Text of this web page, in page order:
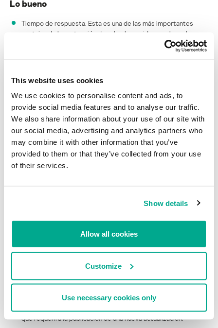
This website uses cookies
We use cookies to personalise content and ads, to
provide social media features and to analyse our traffic.
We also share information about your use of our site with
our social media, advertising and analytics partners who
may combine it with other information that you’ve
provided to them or that they’ve collected from your use
of their services.
Show details
Allow all cookies
Customize
Use necessary cookies only
Lo bueno
Tiempo de respuesta. Esta es una de las más importantes
ventajas de la protección de nube. La rapidez con la cual se
detecta una amenaza y su consecuente neutralización supera
sobremanera la rapidez con la que las actualizaciones antivirus
tecnología de nube puede identificar y detectar nuevas
amenazas en cuestión de minutos.
Protección con tecnologías de nube
La etapa más larga de este proceso es el análisis de los datos
obtenidos de los metadatos del usuario, para llegar a
identificar malware desconocido. Sin embargo, incluso este
proceso toma apenas unos minutos.
servidores de la compañía antivirus, los ciberpiratas no pueden
esta característica, el proceso de toma de decisiones del
sistema se mantiene altamente eficiente por un largo periodo
métodos de detección de signaturas y heurístico, ya que
estos constantemente deben actualizarse. Esto es crucial
para mantener altos índices de detección: una vez que se
publican las actualizaciones regulares, los autores de virus las
que requerirá la publicación de una nueva actualización.